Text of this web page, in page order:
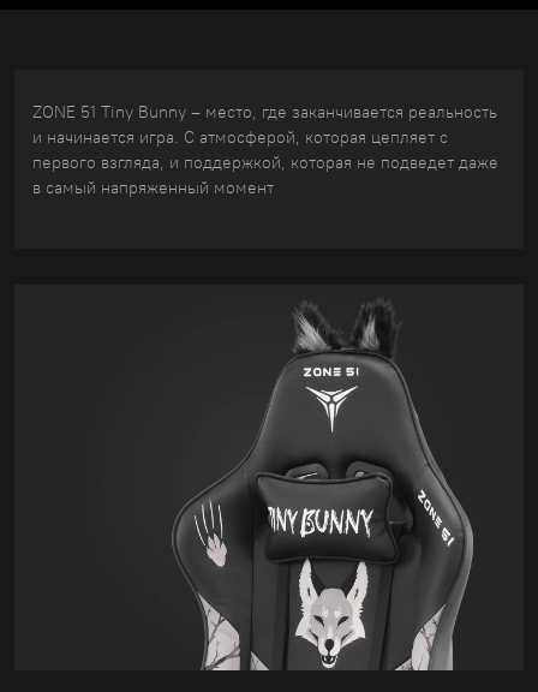
ZONE 51 Tiny Bunny – место, где заканчивается реальность
и начинается игра. С атмосферой, которая цепляет с
первого взгляда, и поддержкой, которая не подведет даже
в самый напряженный момент